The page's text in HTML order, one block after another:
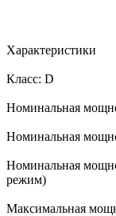
Характеристики
Класс: D
Номинальная
Номинальная
Номинальная
режим)
Максимальная